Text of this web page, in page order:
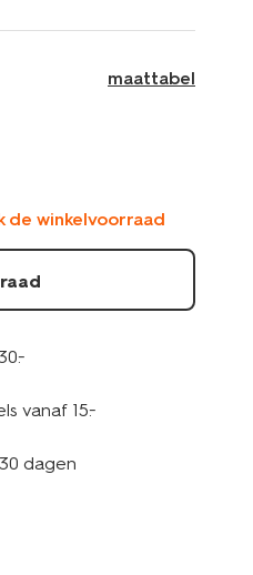
maattabel
de winkelvoorraad
vanaf 15.-
dagen